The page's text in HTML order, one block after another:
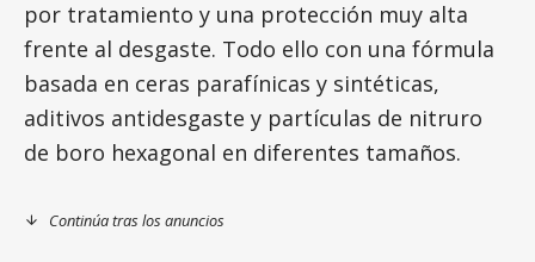
por tratamiento y una protección muy alta
frente al desgaste. Todo ello con una fórmula
basada en ceras parafínicas y sintéticas,
aditivos antidesgaste y partículas de nitruro
de boro hexagonal en diferentes tamaños.
Continúa tras los anuncios